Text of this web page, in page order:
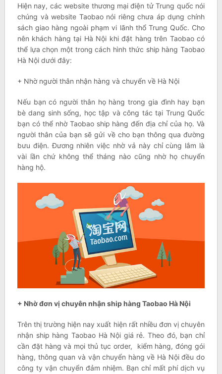
Hiện nay, các website thương mại điện tử Trung quốc nói
chúng và website Taobao nói riêng chưa áp dụng chính
sách giao hàng ngoài phạm vi lãnh thổ Trung Quốc. Cho
nên khách hàng tại Hà Nội khi đặt hàng trên Taobao có
thể lựa chọn một trong cách hình thức ship hàng Taobao
Hà Nội dưới đây:
+ Nhờ người thân nhận hàng và chuyển về Hà Nội
Nếu bạn có người thân họ hàng trong gia đình hay bạn
bè dang sinh sống, học tập và công tác tại Trung Quốc
bạn có thể nhờ Taobao ship hàng đến địa chỉ của họ. Và
người thân của bạn sẽ gửi về cho bạn thông qua đường
bưu điện. Đương nhiên việc nhờ vả này chỉ cùng lắm là
vài lần chứ không thể tháng nào cũng nhờ họ chuyển
hàng hộ.
+ Nhờ đơn vị chuyên nhận ship hàng Taobao Hà Nội
Trên thị trường hiện nay xuất hiện rất nhiều đơn vị chuyên
nhận ship hàng Taobao Hà Nội giá rẻ. Theo đó, bạn chỉ
cần đặt hàng và mọi thủ tục order, kiểm hàng, đóng gói
hàng, thông quan và vận chuyển hàng về Hà Nội đều do
công ty vận chuyển đảm nhiệm. Bạn chỉ mất phí dịch vụ